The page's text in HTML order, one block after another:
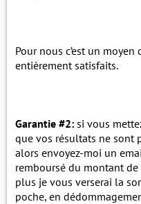
Pour nous c’est un
entièrement satisfaits.
Garantie #2: si vous
que vos résultats ne sont
alors envoyez-moi un
remboursé du montant
plus je vous verserai la
poche, en